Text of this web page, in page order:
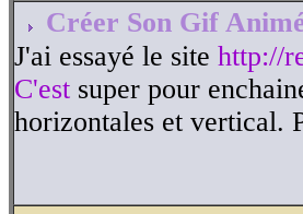
Créer Son Gif
J'ai essayé le site http://
C'est super pour
horizontales et vertical.